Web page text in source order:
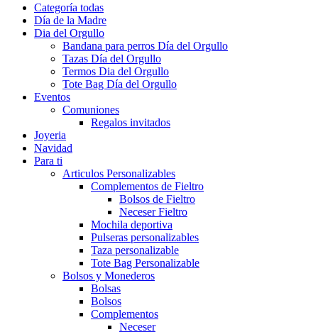
Categoría todas
Día de la Madre
Dia del Orgullo
Bandana para perros Día del Orgullo
Tazas Día del Orgullo
Termos Dia del Orgullo
Tote Bag Día del Orgullo
Eventos
Comuniones
Regalos invitados
Joyeria
Navidad
Para ti
Articulos Personalizables
Complementos de Fieltro
Bolsos de Fieltro
Neceser Fieltro
Mochila deportiva
Pulseras personalizables
Taza personalizable
Tote Bag Personalizable
Bolsos y Monederos
Bolsas
Bolsos
Complementos
Neceser